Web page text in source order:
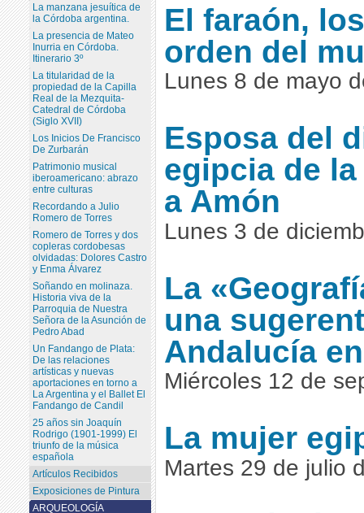
El faraón,
orden del
Lunes 8 de mayo
Esposa del
egipcia de
a Amón
Lunes 3 de
La
una
Andalucía
Miércoles 12 de
La mujer
Martes 29 de julio
ARQUEOLOGÍA
La manzana jesuítica de
la Córdoba argentina.
La presencia de Mateo
Inurria en Córdoba.
Itinerario 3º
La titularidad de la
propiedad de la Capilla
Real de la Mezquita-
Catedral de Córdoba
(Siglo XVII)
Los Inicios De Francisco
De Zurbarán
Patrimonio musical
iberoamericano: abrazo
entre culturas
Recordando a Julio
Romero de Torres
Romero de Torres y dos
copleras cordobesas
olvidadas: Dolores Castro
y Enma Álvarez
Soñando en molinaza.
Historia viva de la
Parroquia de Nuestra
Señora de la Asunción de
Pedro Abad
Un Fandango de Plata:
De las relaciones
artísticas y nuevas
aportaciones en torno a
La Argentina y el Ballet El
Fandango de Candil
25 años sin Joaquín
Rodrigo (1901-1999) El
triunfo de la música
española
Artículos Recibidos
Exposiciones de Pintura